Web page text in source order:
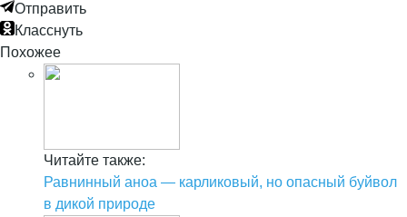
Отправить
Класснуть
Похожее
Читайте также:
Равнинный аноа — карликовый, но опасный буйвол
в дикой природе